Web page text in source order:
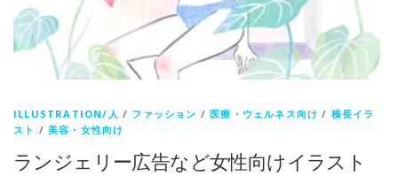
ILLUSTRATION/人 / ファッション /医療・ウェルネス向け / 横長イラ
スト /美容・女性向け
ランジェリー広告など女性向けイラスト